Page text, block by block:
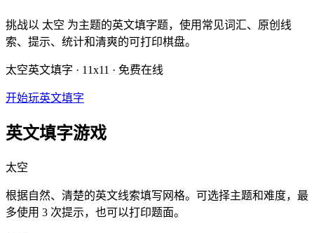
挑战以 太空 为主题的英文填字题，使用常见词汇、原创线
索、提示、统计和清爽的可打印棋盘。
太空英文填字 · 11x11 · 免费在线
开始玩英文填字
英文填字游戏
太空
根据自然、清楚的英文线索填写网格。可选择主题和难度，最
多使用 3 次提示，也可以打印题面。